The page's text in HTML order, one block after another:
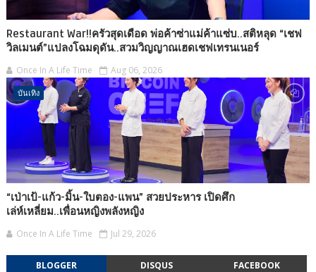
Restaurant War!!ครัวสุดเดือด พ่อค้าซ่าแม่ค้าแซ่บ..สติหลุด “เชฟ
วิลเมนต์”แปลงโฉมดุดัน..สวมวิญญาณเฮดเชฟเทรนเนอร์
Once In A Life Time Aug 06, 2026
บันเทิง
“เป่าเป้-แก้ว-มิ้น-ใบตอง-แพน” สวยประหาร เปิดศึก
เล่ห์เหลี่ยม..เพื่อนหญิงพลังหญิง
Once In A Life Time Jul 29, 2026
BLOGGER DISQUS FACEBOOK